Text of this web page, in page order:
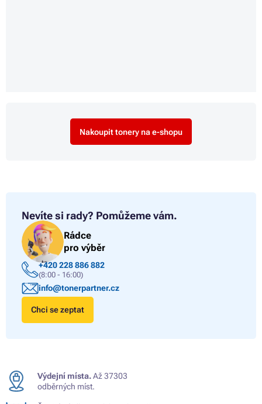
Nakoupit tonery na e-shopu
Nevíte si rady? Pomůžeme vám.
Rádce
pro výběr
+420 228 886 882
(8:00 - 16:00)
info@tonerpartner.cz
Chci se zeptat
Výdejní místa.Až 37303
odběrných míst.